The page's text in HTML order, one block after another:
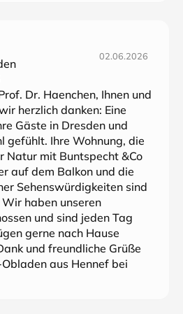
02.06.2026
Dr. Haenchen, Ihnen und
herzlich danken: Eine
Gäste in Dresden und
gefühlt. Ihre Wohnung, die
Natur mit Buntspecht &Co
auf dem Balkon und die
Sehenswürdigkeiten sind
haben unseren
und sind jeden Tag
gerne nach Hause
und freundliche Grüße
aus Hennef bei